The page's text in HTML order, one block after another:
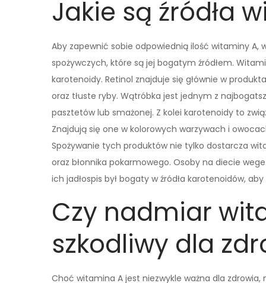
Jakie są źródła
Aby zapewnić sobie odpowiednią ilość witaminy
spożywczych, które są jej bogatym źródłem.
karotenoidy. Retinol znajduje się głównie w
oraz tłuste ryby. Wątróbka jest jednym z
pasztetów lub smażonej. Z kolei karotenoidy to
Znajdują się one w kolorowych warzywach i
Spożywanie tych produktów nie tylko dostarcza
oraz błonnika pokarmowego. Osoby na diecie
ich jadłospis był bogaty w źródła karotenoidów,
Czy nadmiar
szkodliwy dla
Choć witamina A jest niezwykle ważna dla zdrowia,